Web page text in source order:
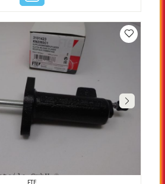
FTE